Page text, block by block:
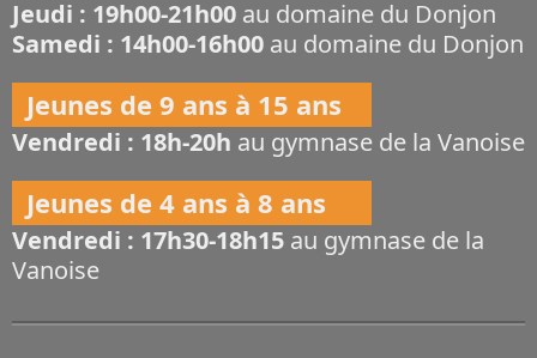
Jeudi : 19h00-21h00 au domaine du Donjon
Samedi : 14h00-16h00 au domaine du Donjon
Jeunes de 9 ans à 15 ans
Vendredi : 18h-20h au gymnase de la Vanoise
Jeunes de 4 ans à 8 ans
Vendredi : 17h30-18h15 au gymnase de la
Vanoise